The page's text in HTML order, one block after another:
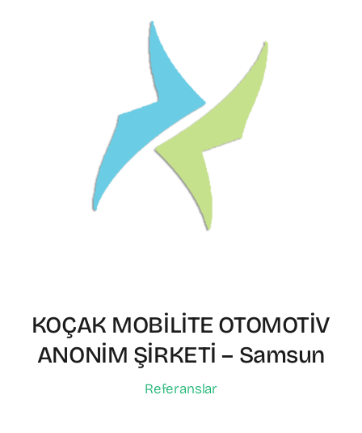
KOÇAK MOBİLİTE OTOMOTİV
ANONİM ŞİRKETİ – Samsun
Referanslar